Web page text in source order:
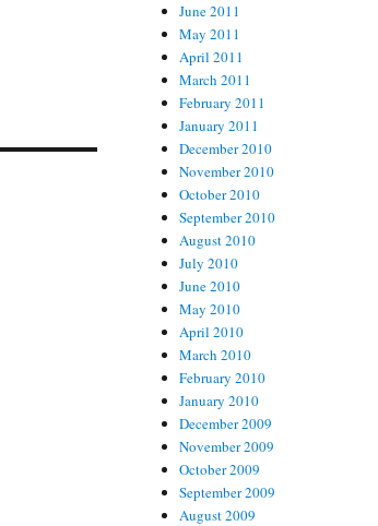
June 2011
May 2011
April 2011
March 2011
February 2011
January 2011
December 2010
November 2010
October 2010
September 2010
August 2010
July 2010
June 2010
May 2010
April 2010
March 2010
February 2010
January 2010
December 2009
November 2009
October 2009
September 2009
August 2009